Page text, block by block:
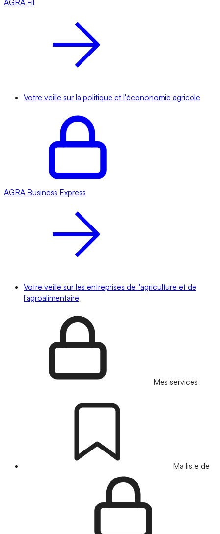
AGRA Fil
Votre veille sur la politique et l'écononomie agricole
AGRA Business Express
Votre veille sur les entreprises de l'agriculture et de
l'agroalimentaire
Mes services
Ma liste de